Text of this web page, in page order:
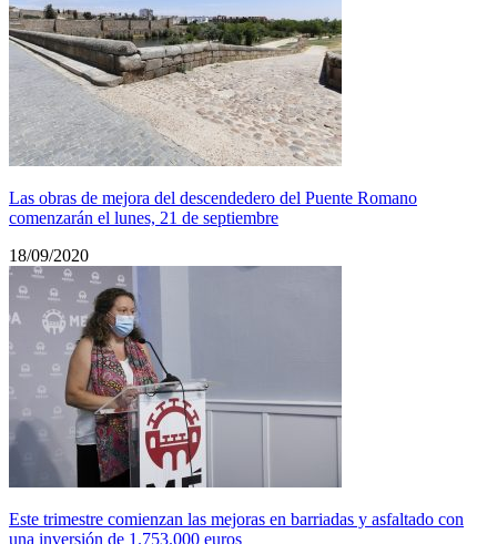
Las obras de mejora del descendedero del Puente Romano
comenzarán el lunes, 21 de septiembre
18/09/2020
Este trimestre comienzan las mejoras en barriadas y asfaltado con
una inversión de 1.753.000 euros